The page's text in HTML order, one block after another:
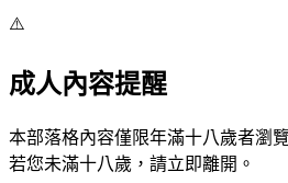
⚠️
成人內容提醒
本部落格內容僅限年滿十八歲者瀏
若您未滿十八歲，請立即離開。